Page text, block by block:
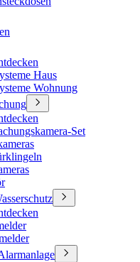
Haus
Wohnung
Set